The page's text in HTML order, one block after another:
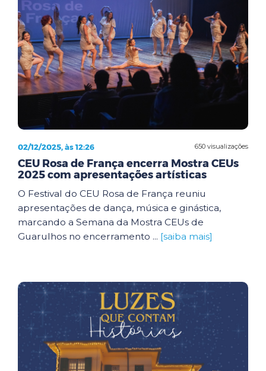
650 visualizações
02/12/2025, às 12:26
CEU Rosa de França encerra Mostra CEUs
2025 com apresentações artísticas
O Festival do CEU Rosa de França reuniu
apresentações de dança, música e ginástica,
marcando a Semana da Mostra CEUs de
Guarulhos no encerramento ... [saiba mais]